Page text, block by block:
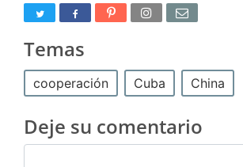
Temas
cooperación Cuba China
Deje su comentario